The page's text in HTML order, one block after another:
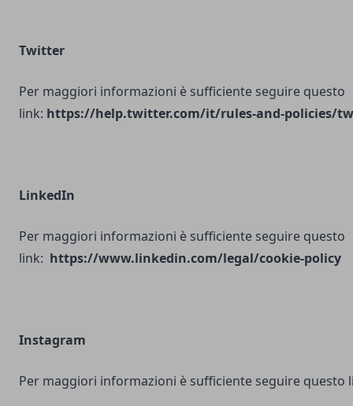
Twitter
Per maggiori informazioni è sufficiente seguire questo
link: https://help.twitter.com/it/rules-and-policies/
LinkedIn
Per maggiori informazioni è sufficiente seguire questo
link: https://www.linkedin.com/legal/cookie-policy
Instagram
Per maggiori informazioni è sufficiente seguire questo